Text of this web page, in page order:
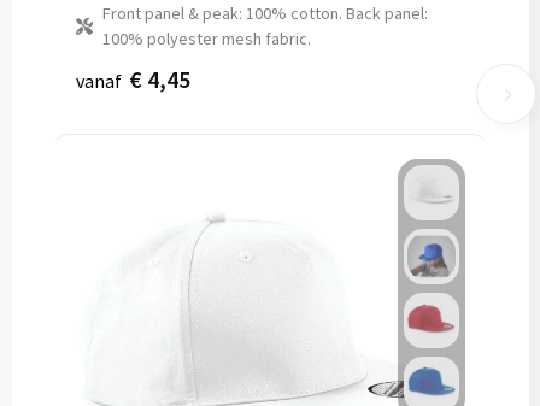
Front panel & peak: 100% cotton. Back panel:
100% polyester mesh fabric.
vanaf € 4,45